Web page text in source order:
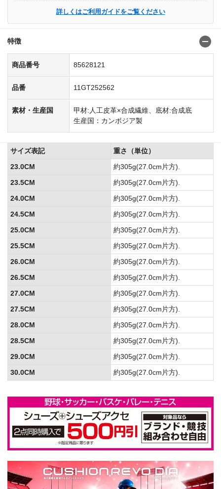
詳しくはご利用ガイドをご覧ください
特徴
商品番号 85628121
品番 11GT252562
素材・生産国
甲材:人工皮革×合成繊維、底材:合成底
生産国：カンボジア製
サイズ表記
重さ（単位）
23.0CM
約305g(27.0cm片方).
23.5CM
約305g(27.0cm片方).
24.0CM
約305g(27.0cm片方).
24.5CM
約305g(27.0cm片方).
25.0CM
約305g(27.0cm片方).
25.5CM
約305g(27.0cm片方).
26.0CM
約305g(27.0cm片方).
26.5CM
約305g(27.0cm片方).
27.0CM
約305g(27.0cm片方).
27.5CM
約305g(27.0cm片方).
28.0CM
約305g(27.0cm片方).
28.5CM
約305g(27.0cm片方).
29.0CM
約305g(27.0cm片方).
30.0CM
約305g(27.0cm片方).